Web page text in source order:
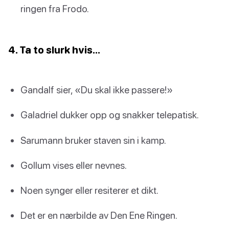
ringen fra Frodo.
4. Ta to slurk hvis…
Gandalf sier, «Du skal ikke passere!»
Galadriel dukker opp og snakker telepatisk.
Sarumann bruker staven sin i kamp.
Gollum vises eller nevnes.
Noen synger eller resiterer et dikt.
Det er en nærbilde av Den Ene Ringen.